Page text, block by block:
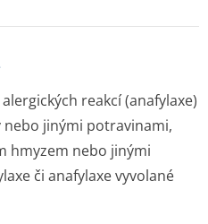
reakcí (anafylaxe)
jinými potravinami,
hmyzem nebo jinými
či anafylaxe vyvolané